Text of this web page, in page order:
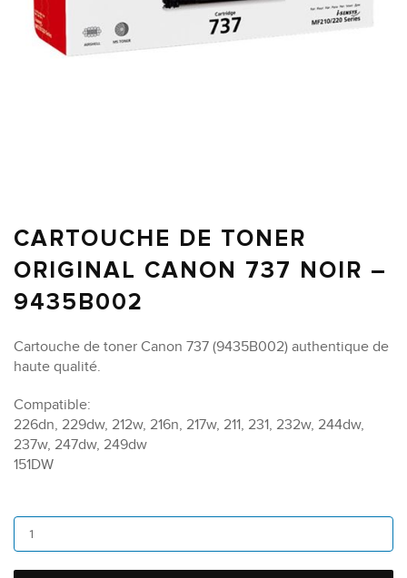
CARTOUCHE DE TONER
ORIGINAL CANON 737 NOIR –
9435B002
Cartouche de toner Canon 737 (9435B002) authentique de
haute qualité.
Compatible:
226dn, 229dw, 212w, 216n, 217w, 211, 231, 232w, 244dw,
237w, 247dw, 249dw
151DW